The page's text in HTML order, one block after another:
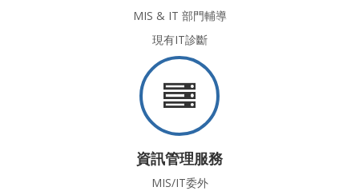
MIS & IT 部門輔導
現有IT診斷
資訊管理服務
MIS/IT委外